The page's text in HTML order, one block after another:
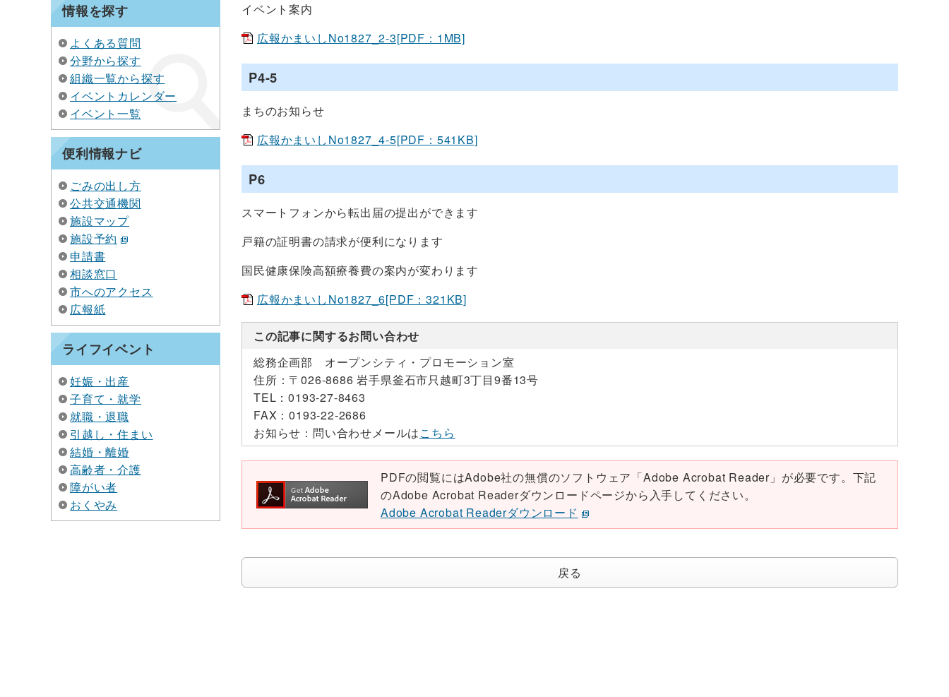
情報を探す
よくある質問
分野から探す
組織一覧から探す
イベントカレンダー
イベント一覧
便利情報ナビ
ごみの出し方
公共交通機関
施設マップ
施設予約
申請書
相談窓口
市へのアクセス
広報紙
ライフイベント
妊娠・出産
子育て・就学
就職・退職
引越し・住まい
結婚・離婚
高齢者・介護
障がい者
おくやみ
イベント案内
広報かまいしNo1827_2-3[PDF：1MB]
P4-5
まちのお知らせ
広報かまいしNo1827_4-5[PDF：541KB]
P6
スマートフォンから転出届の提出ができます
戸籍の証明書の請求が便利になります
国民健康保険高額療養費の案内が変わります
広報かまいしNo1827_6[PDF：321KB]
この記事に関するお問い合わせ
総務企画部 オープンシティ・プロモーション室
住所： 〒026-8686 岩手県釜石市只越町3丁目9番13号
TEL：0193-27-8463
FAX：0193-22-2686
お知らせ： 問い合わせメールはこちら
PDFの閲覧にはAdobe社の無償のソフトウェア「Adobe Acrobat Reader」が必要です。下記
のAdobe Acrobat Readerダウンロードページから入手してください。
Adobe Acrobat Readerダウンロード
戻る